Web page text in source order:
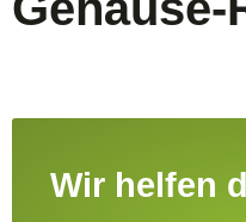
Wir helfen